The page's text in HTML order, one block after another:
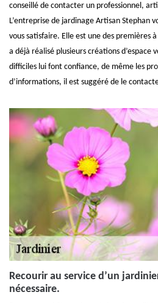
conseillé de contacter un professionnel,
L’entreprise de jardinage Artisan Stephan
vous satisfaire. Elle est une des premières
a déjà réalisé plusieurs créations d’espace
difficiles lui font confiance, de même les
d’informations, il est suggéré de le
Recourir au service d’un
nécessaire.